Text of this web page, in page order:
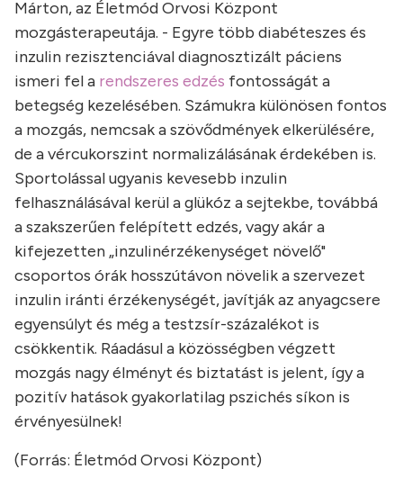
Márton, az Életmód Orvosi Központ
mozgásterapeutája. - Egyre több diabéteszes és
inzulin rezisztenciával diagnosztizált páciens
ismeri fel a rendszeres edzés fontosságát a
betegség kezelésében. Számukra különösen fontos
a mozgás, nemcsak a szövődmények elkerülésére,
de a vércukorszint normalizálásának érdekében is.
Sportolással ugyanis kevesebb inzulin
felhasználásával kerül a glükóz a sejtekbe, továbbá
a szakszerűen felépített edzés, vagy akár a
kifejezetten „inzulinérzékenységet növelő"
csoportos órák hosszútávon növelik a szervezet
inzulin iránti érzékenységét, javítják az anyagcsere
egyensúlyt és még a testzsír-százalékot is
csökkentik. Ráadásul a közösségben végzett
mozgás nagy élményt és biztatást is jelent, így a
pozitív hatások gyakorlatilag pszichés síkon is
érvényesülnek!
(Forrás: Életmód Orvosi Központ)